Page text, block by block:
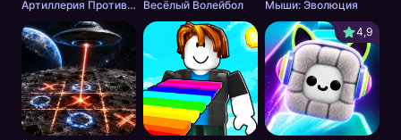
Артиллерия Против Танков Весёлый Волейбол Мыши: Эволюция
4,9